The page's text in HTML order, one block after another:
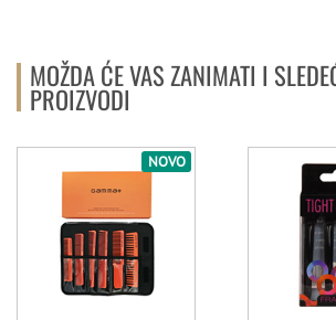
MOŽDA ĆE VAS ZANIMATI I
PROIZVODI
NOVO